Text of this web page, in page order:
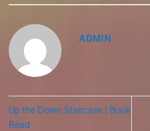
ADMIN
Up the Down Staircase | Book
Read